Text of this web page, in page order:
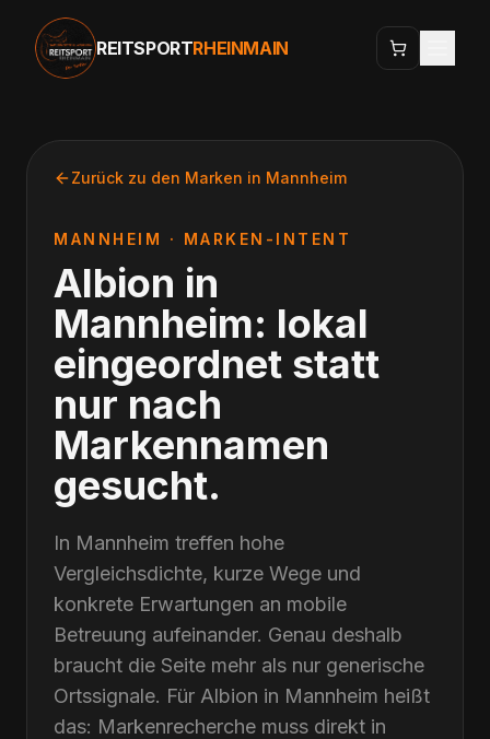
REITSPORTRHEINMAIN
Zurück zu den Marken in Mannheim
MANNHEIM · MARKEN-INTENT
Albion in
Mannheim: lokal
eingeordnet statt
nur nach
Markennamen
gesucht.
In Mannheim treffen hohe
Vergleichsdichte, kurze Wege und
konkrete Erwartungen an mobile
Betreuung aufeinander. Genau deshalb
braucht die Seite mehr als nur generische
Ortssignale. Für Albion in Mannheim heißt
das: Markenrecherche muss direkt in